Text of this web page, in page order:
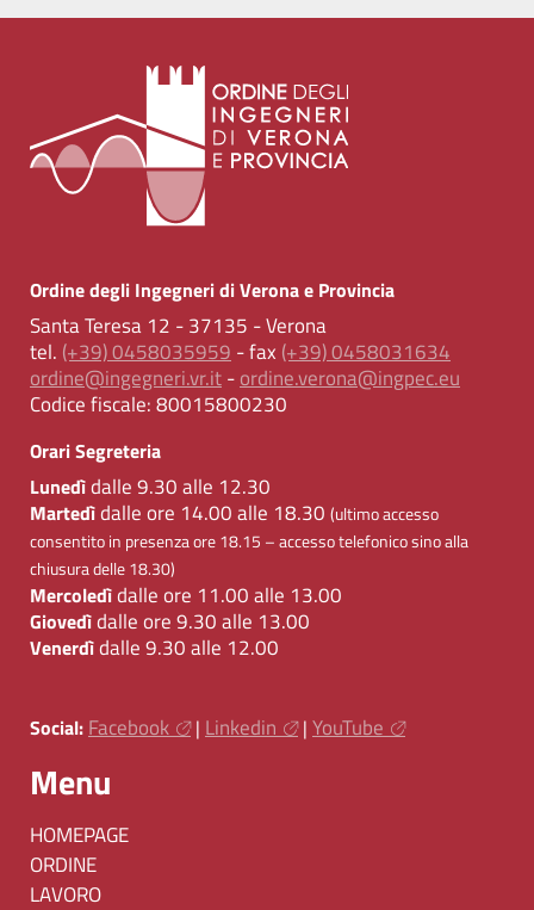
Ordine degli Ingegneri di Verona e Provincia
Santa Teresa 12 - 37135 - Verona
tel. (+39) 0458035959 - fax (+39) 0458031634
ordine@ingegneri.vr.it-ordine.verona@ingpec.eu
Codice fiscale:80015800230
Orari Segreteria
Lunedìdalle 9.30 alle 12.30
Martedìdalle ore 14.00 alle 18.30 (ultimo accesso
consentito in presenza ore 18.15 – accesso telefonico sino alla
chiusura delle 18.30)
Mercoledìdalle ore 11.00 alle 13.00
Giovedìdalle ore 9.30 alle 13.00
Venerdìdalle 9.30 alle 12.00
Social: Facebook | Linkedin | YouTube
Menu
HOMEPAGE
ORDINE
LAVORO